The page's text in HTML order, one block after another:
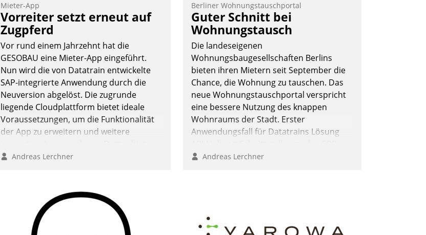
Frage: Wie lassen sich Mammutprojekte
meistern und Workloads wuppen – bei
zunehmend anspruchsvollen Aufgaben
und abnehmendem Nachwuchs?
Nadja Hußmann
Mieter-App
Vorreiter setzt erneut auf
Zugpferd
Vor rund einem Jahrzehnt hat die
GESOBAU eine Mieter-App eingeführt.
Nun wird die von Datatrain entwickelte
SAP-integrierte Anwendung durch die
Neuversion abgelöst. Die zugrunde
liegende Cloudplattform bietet ideale
Voraussetzungen, um die Funktionalität
der App zu erweitern und weitere
in SAP zu integrieren.
Andreas Lerchner
Berliner Wohnungstauschportal
Guter Schnitt bei
Wohnungstausch
Die landeseigenen
Wohnungsbaugesellschaften Berlins
bieten ihren Mietern seit September die
Chance, die Wohnung zu tauschen. Das
neue Wohnungstauschportal verspricht
eine bessere Nutzung des knappen
Wohnraums der Stadt. Erster
Anwendungsfall für Datatrains Lösung
Systemen der Unternehmen.
Andreas Lerchner